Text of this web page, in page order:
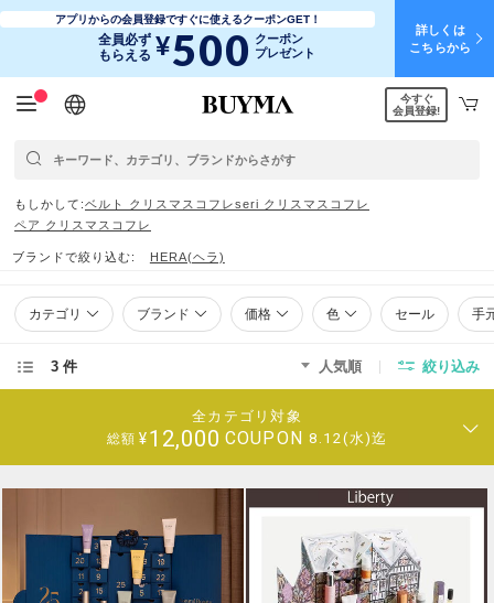
アプリからの会員登録ですぐに使えるクーポンGET！
全員必ず
もらえる ¥500 クーポン
プレゼント
詳しくは
こちらから
日本語
English
简体中文
繁體中文
今すぐ
会員登録!
もしかして ベルト クリスマスコフレseri クリスマスコフレ
ペア クリスマスコフレ
ブランドで絞り込む HERA(ヘラ)
カテゴリ ブランド 価格 色 セール 手
3 件 人気順 絞り込み
全カテゴリ対象
総額 ¥12,000 COUPON 8.12(水)迄